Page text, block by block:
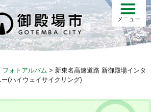
メニュー
フォトアルバム > 新東名高速道路 新御殿場インタ
(ハイウェイサイクリング)